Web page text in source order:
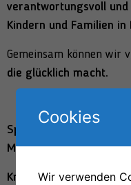
verantwortungsvoll
Kindern und Familien
Gemeinsam können wir
die glücklich macht.
Spendenkonto des
Münstereifel e.V.:
Kreissparkasse
Cookies
Wir verwenden